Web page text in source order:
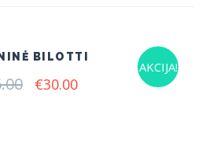
AKCIJA!
BILOTTI
Original
€30.00Current